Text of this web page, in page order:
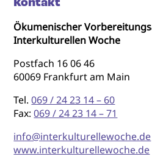
Ökumenischer
Interkulturellen Woche
Postfach 16 06 46
60069 Frankfurt am Main
Tel.069 / 24 23 14 – 60
Fax:069 / 24 23 14 – 71
info@interkulturellewoche.de
www.interkulturellewoche.de